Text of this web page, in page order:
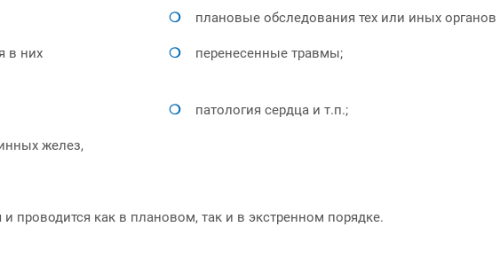
плановые обследования тех или иных органов
в них
перенесенные травмы;
патология сердца и т.п.;
желез,
проводится как в плановом, так и в экстренном порядке.